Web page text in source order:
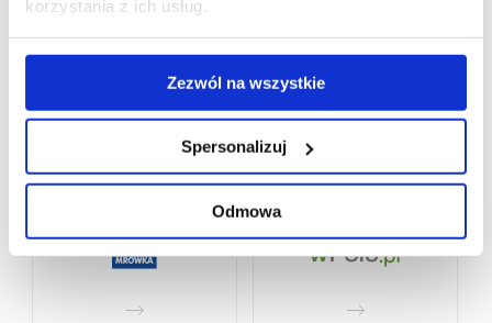
korzystania z ich usług.
Zezwól na wszystkie
Spersonalizuj
Odmowa